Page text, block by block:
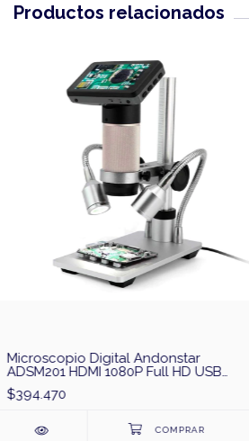
Productos relacionados
Microscopio Digital Andonstar
ADSM201 HDMI 1080P Full HD USB
LCD
$394.470